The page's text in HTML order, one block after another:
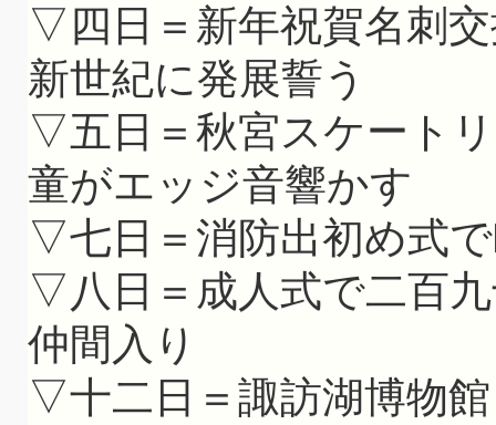
▽四日＝新年祝賀名刺
新世紀に発展誓う
▽五日＝秋宮スケート
童がエッジ音響かす
▽七日＝消防出初め式
▽八日＝成人式で二百
仲間入り
▽十二日＝諏訪湖博物